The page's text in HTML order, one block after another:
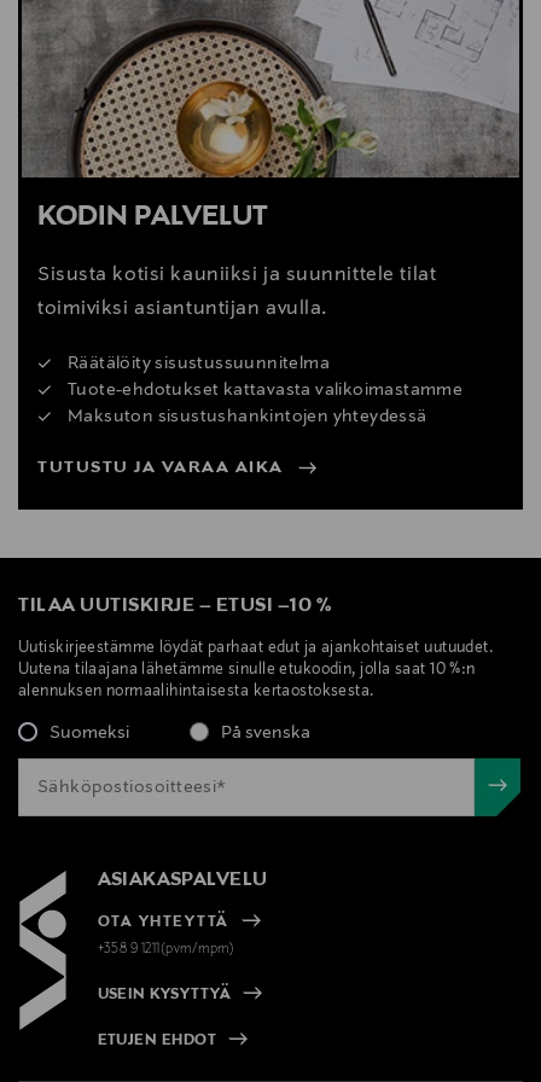
cliente@kavehome.com
KODIN PALVELUT
Sisusta kotisi kauniiksi ja suunnittele tilat
toimiviksi asiantuntijan avulla.
Räätälöity sisustussuunnitelma
Tuote-ehdotukset kattavasta valikoimastamme
Maksuton sisustushankintojen yhteydessä
TUTUSTU JA VARAA AIKA
TILAA UUTISKIRJE – ETUSI –10 %
Uutiskirjeestämme löydät parhaat edut ja ajankohtaiset uutuudet.
Uutena tilaajana lähetämme sinulle etukoodin, jolla saat 10 %:n
alennuksen normaalihintaisesta kertaostoksesta.
Suomeksi På svenska
ASIAKASPALVELU
OTA YHTEYTTÄ
+358 9 1211(pvm/mpm)
USEIN KYSYTTYÄ
ETUJEN EHDOT